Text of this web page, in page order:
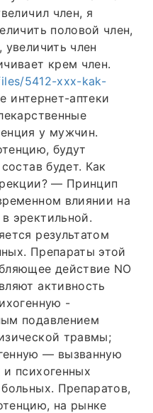
член, я
половой член,
член
крем член.
5412-xxx-kak-
интернет-аптеки
у мужчин.
будут
будет. Как
— Принцип
влиянии на
эректильной.
результатом
Препараты этой
действие NO
активность
-
подавлением
травмы;
— вызванную
психогенных
Препаратов,
на рынке